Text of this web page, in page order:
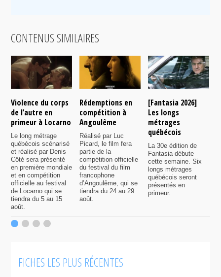
CONTENUS SIMILAIRES
Violence du corps
de l’autre en
primeur à Locarno
Le long métrage
québécois scénarisé
et réalisé par Denis
Côté sera présenté
en première mondiale
et en compétition
officielle au festival
de Locarno qui se
tiendra du 5 au 15
août.
Rédemptions en
compétition à
Angoulême
Réalisé par Luc
Picard, le film fera
partie de la
compétition officielle
du festival du film
francophone
d’Angoulême, qui se
tiendra du 24 au 29
août.
[Fantasia 2026]
Les longs
métrages
québécois
La 30e édition de
Fantasia débute
cette semaine. Six
longs métrages
québécois seront
présentés en
primeur.
FICHES LES PLUS RÉCENTES